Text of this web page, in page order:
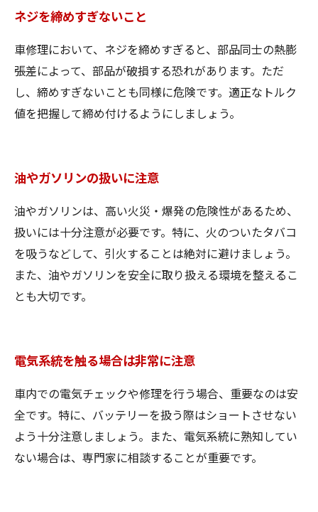
ネジを締めすぎないこと
車修理において、ネジを締めすぎると、部品同士の熱膨
張差によって、部品が破損する恐れがあります。ただ
し、締めすぎないことも同様に危険です。適正なトルク
値を把握して締め付けるようにしましょう。
油やガソリンの扱いに注意
油やガソリンは、高い火災・爆発の危険性があるため、
扱いには十分注意が必要です。特に、火のついたタバコ
を吸うなどして、引火することは絶対に避けましょう。
また、油やガソリンを安全に取り扱える環境を整えるこ
とも大切です。
電気系統を触る場合は非常に注意
車内での電気チェックや修理を行う場合、重要なのは安
全です。特に、バッテリーを扱う際はショートさせない
よう十分注意しましょう。また、電気系統に熟知してい
ない場合は、専門家に相談することが重要です。